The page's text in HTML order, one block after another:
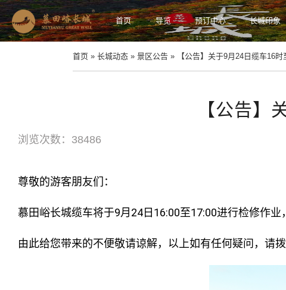
首页 导览 预订中心 长城印象
首页 » 长城动态 » 景区公告 » 【公告】关于9月24日缆车16时
【公告】
浏览次数：38486
尊敬的游客朋友们：
慕田峪长城缆车将于9月24日16:00至17:00进行检修作
由此给您带来的不便敬请谅解，以上如有任何疑问，请